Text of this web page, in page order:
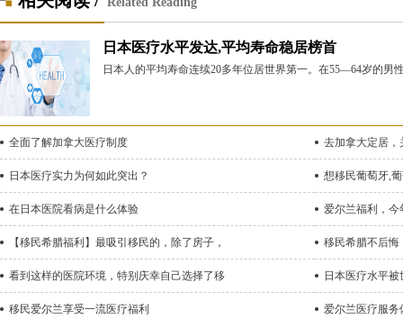
日本医疗水平发达,平均寿命稳居榜首
日本人的平均寿命连续20多年位居世界第一。在55—64岁的男
全面了解加拿大医疗制度 去加拿大定居，
日本医疗实力为何如此突出？ 想移民葡萄牙,
在日本医院看病是什么体验 爱尔兰福利，今
【移民希腊福利】最吸引移民的，除了房子， 移民希腊不后悔
看到这样的医院环境，特别庆幸自己选择了移 日本医疗水平
移民爱尔兰享受一流医疗福利 爱尔兰医疗服务